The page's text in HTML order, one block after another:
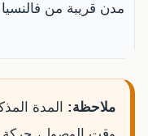
مدن قريبة من فالنسيا
ملاحظة: المدة